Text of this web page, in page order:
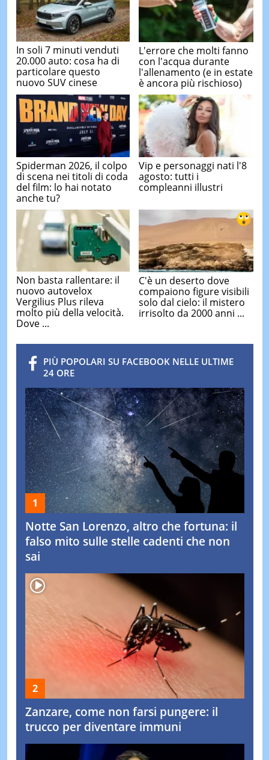
In soli 7 minuti venduti
20.000 auto: cosa ha di
particolare questo
nuovo SUV cinese
L'errore che molti fanno
con l'acqua durante
l'allenamento (e in estate
è ancora più rischioso)
Spiderman 2026, il colpo
di scena nei titoli di coda
del film: lo hai notato
anche tu?
Vip e personaggi nati l'8
agosto: tutti i
compleanni illustri
Non basta rallentare: il
nuovo autovelox
Vergilius Plus rileva
molto più della velocità.
Dove ...
C'è un deserto dove
compaiono figure visibili
solo dal cielo: il mistero
irrisolto da 2000 anni ...
PIÙ POPOLARI SU FACEBOOK NELLE ULTIME
24 ORE
Notte San Lorenzo, altro che fortuna: il
falso mito sulle stelle cadenti che non
sai
Zanzare, come non farsi pungere: il
trucco per diventare immuni